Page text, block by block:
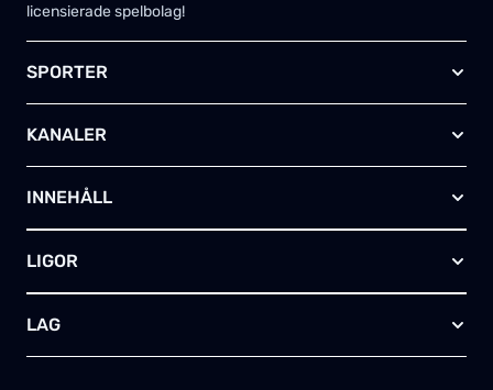
licensierade spelbolag!
SPORTER
Ishockey
Amerikansk fotboll
Basket
Bandy
Friidrott
KANALER
TV4 Play Sport Total
Kanal 5
HBO Max (SE)
INNEHÅLL
Kontakta oss
Annonsera
Skapa egen TV-tablå
LIGOR
Championship
FA-cupen
LAG